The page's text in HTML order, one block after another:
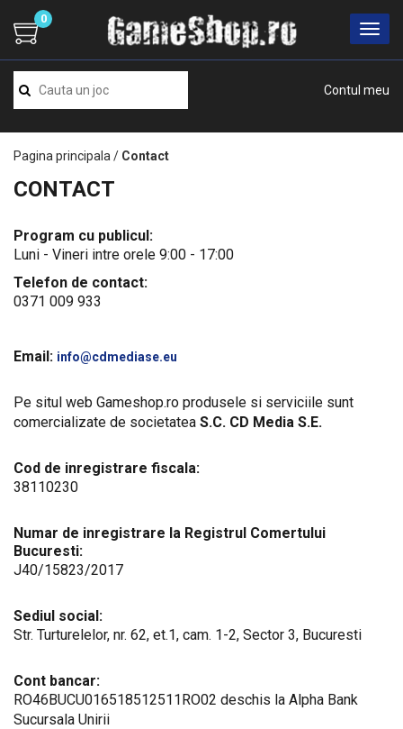
Contul meu
0
Pagina principala / Contact
CONTACT
Program cu publicul:
Luni - Vineri intre orele 9:00 - 17:00
Telefon de contact:
0371 009 933
Email: info@cdmediase.eu
Pe situl web Gameshop.ro produsele si serviciile sunt
comercializate de societatea S.C. CD Media S.E.
Cod de inregistrare fiscala:
38110230
Numar de inregistrare la Registrul Comertului
Bucuresti:
J40/15823/2017
Sediul social:
Str. Turturelelor, nr. 62, et.1, cam. 1-2, Sector 3, Bucuresti
Cont bancar:
RO46BUCU016518512511RO02 deschis la Alpha Bank
Sucursala Unirii